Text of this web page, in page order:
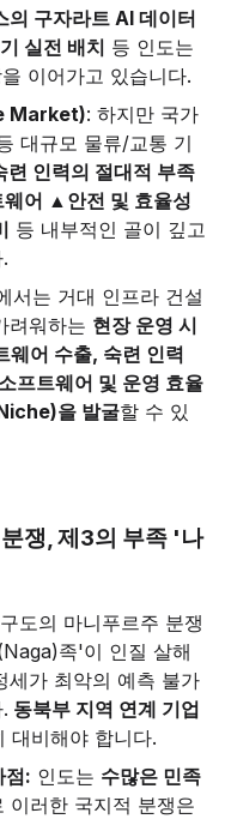
의 구자라트 AI 데이터
실전 배치 등 인도는
이어가고 있습니다.
Market): 하지만 국가
대규모 물류/교통 기
인력의 절대적 부족
어 ▲안전 및 효율성
등 내부적인 골이 깊고
서는 거대 인프라 건설
려워하는 현장 운영 시
웨어 수출, 숙련 인력
프트웨어 및 운영 효율
을 발굴할 수 있
쟁, 제3의 부족 '나
도의 마니푸르주 분쟁
족'이 인질 살해
세가 최악의 예측 불가
동북부 지역 연계 기업
대비해야 합니다.
점: 인도는 수많은 민족
이러한 국지적 분쟁은